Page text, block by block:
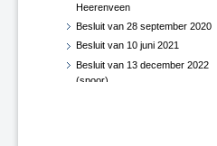
Heerenveen
Besluit van 28 september 2020
Besluit van 10 juni 2021
Besluit van 13 december 2022
(spoor)